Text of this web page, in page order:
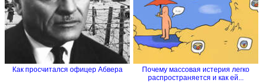
Как просчитался офицер Абвера
Почему массовая истерия легко
распространяется и как ей...